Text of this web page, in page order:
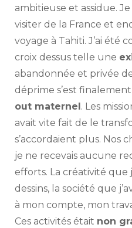
ambitieuse et assidue. Je
visiter de la France et
voyage à Tahiti. J’ai été
croix dessus telle une
abandonnée et privée
déprime s’est
out maternel. Les
avait vite fait de le
s’accordaient plus. Nos
je ne recevais aucune
efforts. La créativité que
dessins, la société que
à mon compte, mon
Ces activités était non